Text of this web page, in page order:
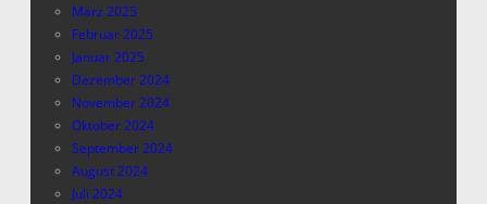
März 2025
Februar 2025
Januar 2025
Dezember 2024
November 2024
Oktober 2024
September 2024
August 2024
Juli 2024